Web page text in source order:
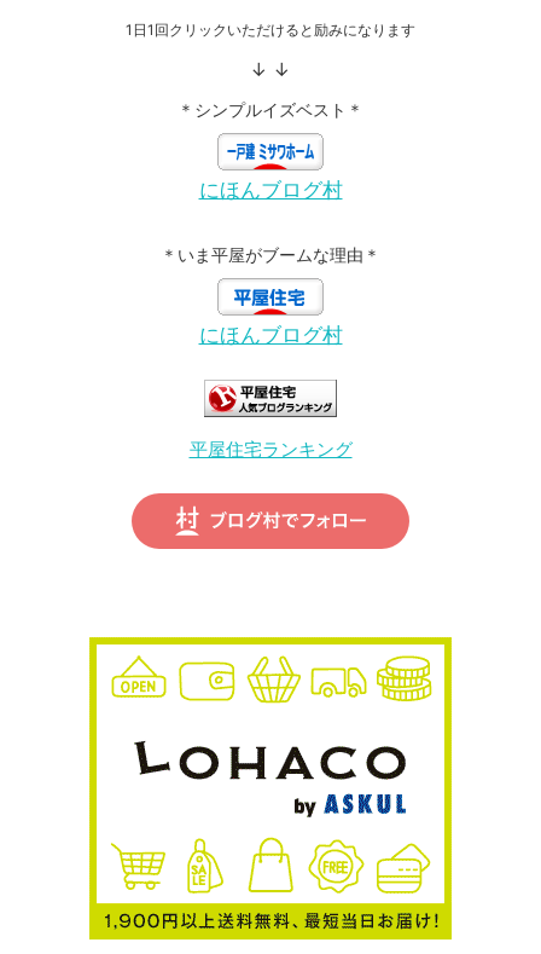
1日1回クリックいただけると励みになります
↓ ↓
＊シンプルイズベスト＊
にほんブログ村
＊いま平屋がブームな理由＊
にほんブログ村
平屋住宅ランキング